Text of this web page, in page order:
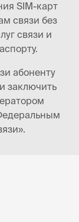
SIM-карт
связи без
связи и
абоненту
заключить